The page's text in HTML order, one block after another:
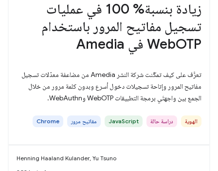
زيادة بنسبة% 100 في عمليات
تسجيل مفاتيح المرور باستخدام
WebOTP في Amedia
تعرَّف على كيف تمكّنت شركة النشر Amedia من مضاعفة معدّلات تسجيل
مفاتيح المرور وإتاحة تسجيلات دخول أسرع وبدون كلمة مرور من خلال
الجمع بين واجهتَي برمجة التطبيقات WebOTP وWebAuthn.
الهوية دراسة حالة JavaScript مفاتيح مرور Chrome
Henning Haaland Kulander, Yu Tsuno